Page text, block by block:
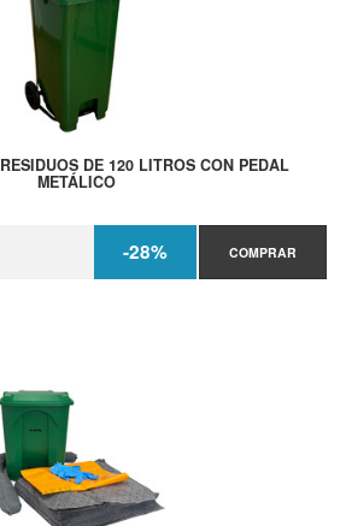
DE 120 LITROS CON PEDAL
METÁLICO
-28% COMPRAR